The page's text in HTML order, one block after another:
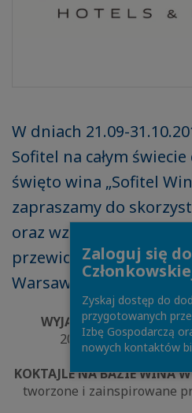
W dniach 21.09-
Sofitel na całym
święto wina „Sofitel
zapraszamy do
oraz wzięcia udziału w
przewidzianych z tej
Warsaw Victoria.
WYJĄTKOWA OFERTA
20% zniżki na każdą
KOKTAJLE NA BAZIE WINA
tworzone i zainspirowane
Zaloguj się
Zyskaj dostęp do
przygotowanych
Izbę Gospodarczą
nowych kontaktów